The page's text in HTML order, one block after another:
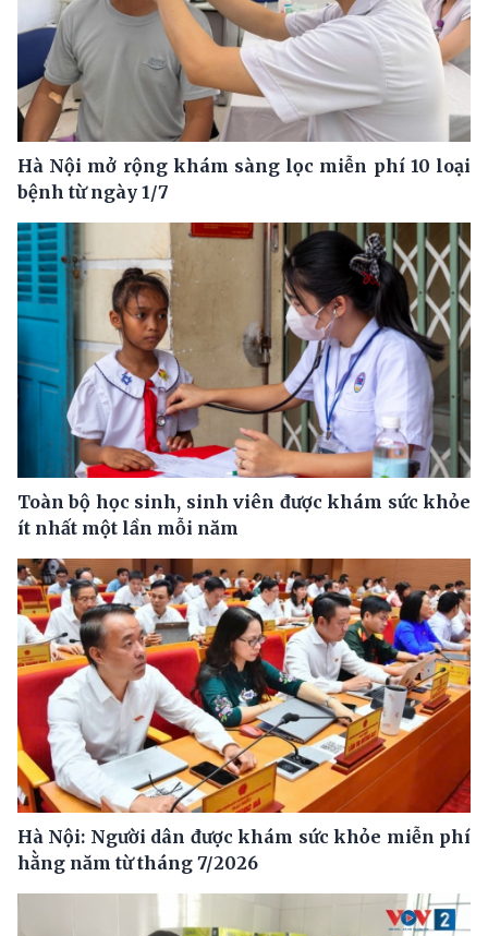
Hà Nội mở rộng khám sàng lọc miễn phí 10 loại
bệnh từ ngày 1/7
Toàn bộ học sinh, sinh viên được khám sức khỏe
ít nhất một lần mỗi năm
Hà Nội: Người dân được khám sức khỏe miễn phí
hằng năm từ tháng 7/2026